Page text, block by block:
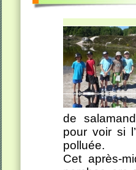
de
pour voir si
polluée.
Cet après-